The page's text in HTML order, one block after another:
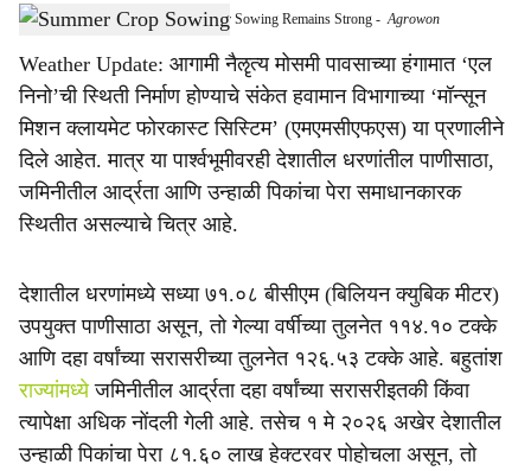
a
r
e
El Niño Signals Emerge, Yet Summer Sowing Remains Strong -Agrowon
Weather Update: आगामी नैॡत्य मोसमी पावसाच्या हंगामात ‘एल
निनो’ची स्थिती निर्माण होण्याचे संकेत हवामान विभागाच्या ‘मॉन्सून
मिशन क्लायमेट फोरकास्ट सिस्टिम’ (एमएमसीएफएस) या प्रणालीने
दिले आहेत. मात्र या पार्श्वभूमीवरही देशातील धरणांतील पाणीसाठा,
जमिनीतील आर्द्रता आणि उन्हाळी पिकांचा पेरा समाधानकारक
स्थितीत असल्याचे चित्र आहे.
देशातील धरणांमध्ये सध्या ७१.०८ बीसीएम (बिलियन क्युबिक मीटर)
उपयुक्त पाणीसाठा असून, तो गेल्या वर्षीच्या तुलनेत ११४.१० टक्के
आणि दहा वर्षांच्या सरासरीच्या तुलनेत १२६.५३ टक्के आहे. बहुतांश
राज्यांमध्येजमिनीतील आर्द्रता दहा वर्षांच्या सरासरीइतकी किंवा
त्यापेक्षा अधिक नोंदली गेली आहे. तसेच १ मे २०२६ अखेर देशातील
उन्हाळी पिकांचा पेरा ८१.६० लाख हेक्टरवर पोहोचला असून, तो